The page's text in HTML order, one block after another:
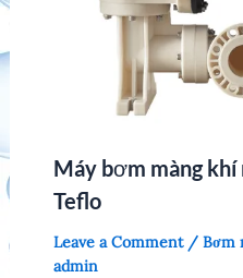
Máy bơm màng
Teflo
Leave a Comment / Bơm
admin